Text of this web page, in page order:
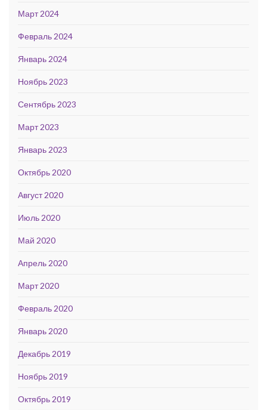
Март 2024
Февраль 2024
Январь 2024
Ноябрь 2023
Сентябрь 2023
Март 2023
Январь 2023
Октябрь 2020
Август 2020
Июль 2020
Май 2020
Апрель 2020
Март 2020
Февраль 2020
Январь 2020
Декабрь 2019
Ноябрь 2019
Октябрь 2019